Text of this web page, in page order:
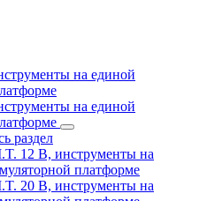
на единой
на единой
раздел
12 В, инструменты на
платформе
20 В, инструменты на